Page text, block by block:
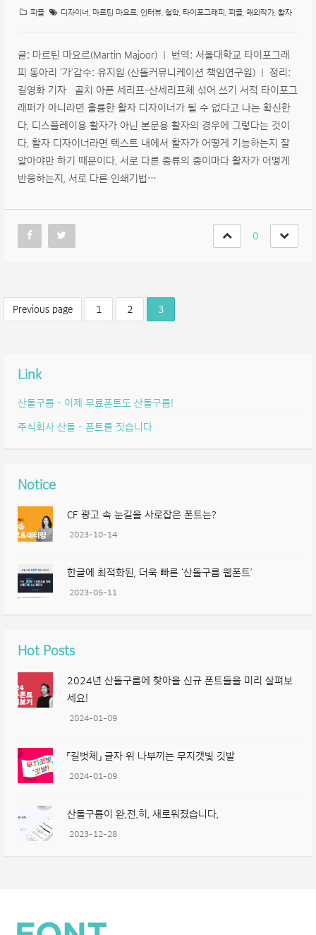
피플 디자이너 마르틴 마요르 인터뷰 철학 타이포그래피 피플 해외작가 활자
글: 마르틴 마요르(Martin Majoor) | 번역: 서울대학교 타이포그래
피 동아리 ‘가’감수: 유지원 (산돌커뮤니케이션 책임연구원) | 정리:
길영화 기자 골치 아픈 세리프-산세리프체 섞어 쓰기 서적 타이포그
래퍼가 아니라면 훌륭한 활자 디자이너가 될 수 없다고 나는 확신한
다. 디스플레이용 활자가 아닌 본문용 활자의 경우에 그렇다는 것이
다. 활자 디자이너라면 텍스트 내에서 활자가 어떻게 기능하는지 잘
알아야만 하기 때문이다. 서로 다른 종류의 종이마다 활자가 어떻게
반응하는지, 서로 다른 인쇄기법…
0
Previous page 1 2 3
Link
산돌구름 – 이제 무료폰트도 산돌구름!
주식회사 산돌 – 폰트를 짓습니다
Notice
CF 광고 속 눈길을 사로잡은 폰트는?
2023-10-14
한글에 최적화된, 더욱 빠른 ‘산돌구름 웹폰트’
2023-05-11
Hot Posts
2024년 산돌구름에 찾아올 신규 폰트들을 미리 살펴보
세요!
2024-01-09
「길벗체」 글자 위 나부끼는 무지갯빛 깃발
2024-01-09
산돌구름이 완.전.히. 새로워졌습니다.
2023-12-28